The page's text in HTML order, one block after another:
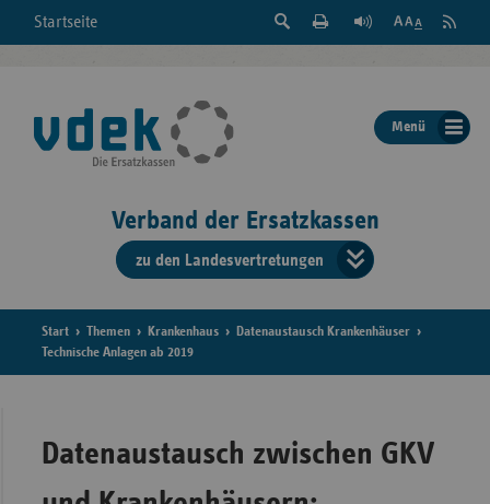
Startseite
Suche
der
Seite
Feed
Menü
Verband der Ersatzkassen
zu den Landesvertretungen
der
Start Themen Krankenhaus
Datenaustausch Krankenhäuser
Technische Anlagen ab 2019
Datenaustausch zwischen GKV